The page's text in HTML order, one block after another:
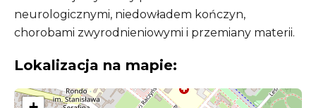
neurologicznymi, niedowładem kończyn,
chorobami zwyrodnieniowymi i przemiany materii.
Lokalizacja na mapie: